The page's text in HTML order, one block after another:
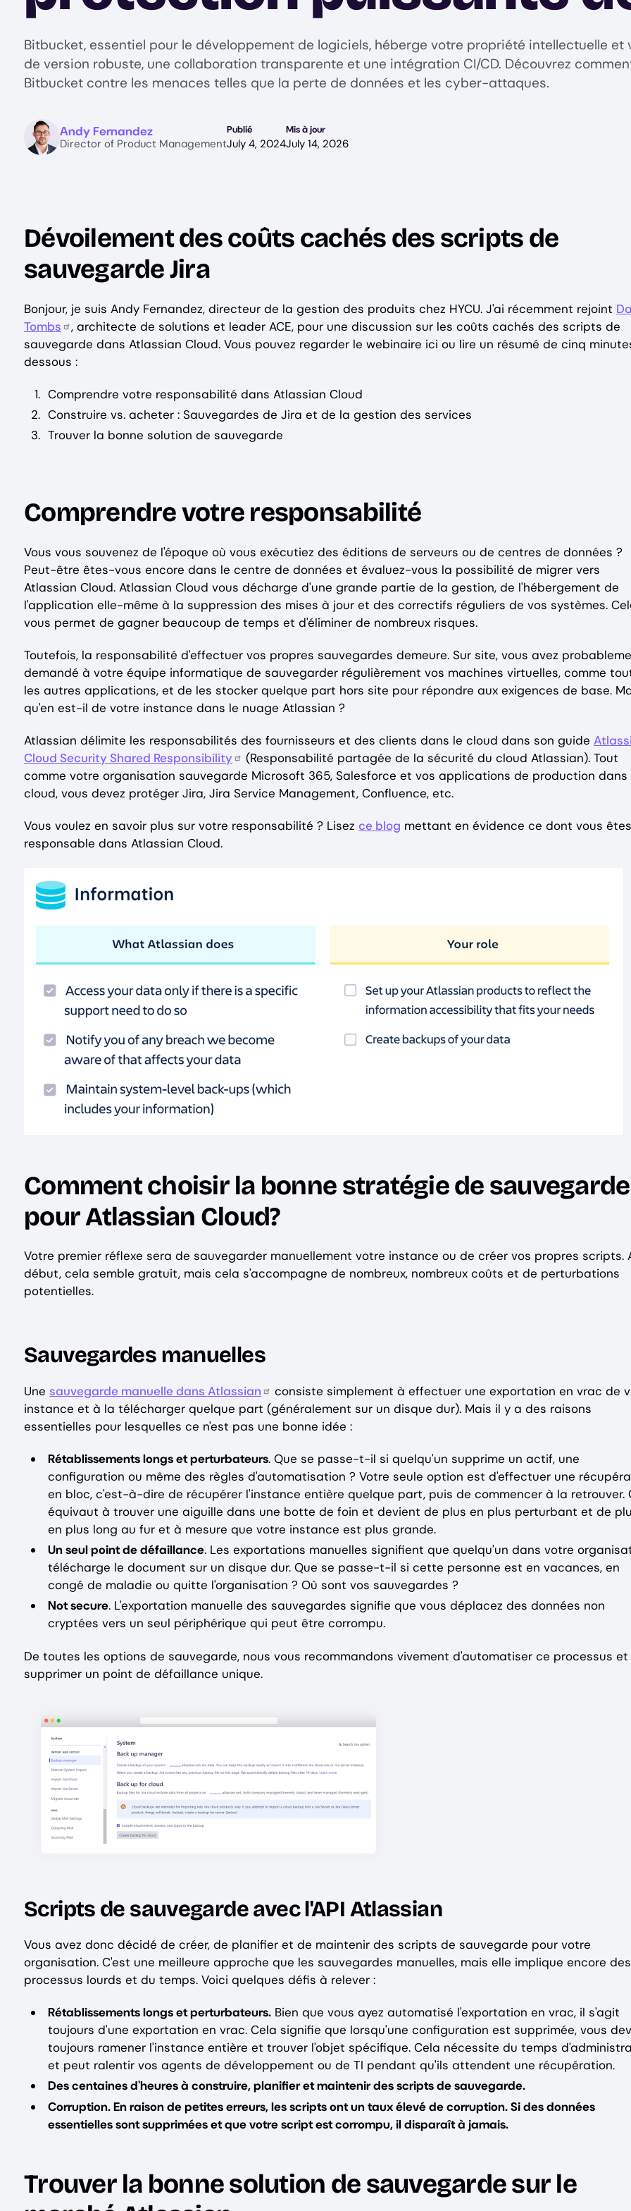
Bitbucket, essentiel pour le développement de logiciels, héberge votre propriété intellectuelle
de version robuste, une collaboration transparente et une intégration CI/CD. Découvrez
Bitbucket contre les menaces telles que la perte de données et les cyber-attaques.
Image Andy Fernandez
Director of Product Management
Publié
July 4, 2024
Mis à jour
July 14, 2026
Dévoilement des coûts cachés des scripts de
sauvegarde Jira
Bonjour, je suis Andy Fernandez, directeur de la gestion des produits chez HYCU. J'ai récemment rejoint
Tombs
, architecte de solutions et leader ACE, pour une discussion sur les coûts cachés des scripts de
sauvegarde dans Atlassian Cloud. Vous pouvez regarder le webinaire ici ou lire un résumé de cinq
dessous :
Comprendre votre responsabilité dans Atlassian Cloud
Construire vs. acheter : Sauvegardes de Jira et de la gestion des services
Trouver la bonne solution de sauvegarde
Comprendre votre responsabilité
Vous vous souvenez de l'époque où vous exécutiez des éditions de serveurs ou de centres de données ?
Peut-être êtes-vous encore dans le centre de données et évaluez-vous la possibilité de migrer vers
Atlassian Cloud. Atlassian Cloud vous décharge d'une grande partie de la gestion, de l'hébergement de
l'application elle-même à la suppression des mises à jour et des correctifs réguliers de vos systèmes.
vous permet de gagner beaucoup de temps et d'éliminer de nombreux risques.
Toutefois, la responsabilité d'effectuer vos propres sauvegardes demeure. Sur site, vous avez
demandé à votre équipe informatique de sauvegarder régulièrement vos machines virtuelles, comme
les autres applications, et de les stocker quelque part hors site pour répondre aux exigences de base.
qu'en est-il de votre instance dans le nuage Atlassian ?
Atlassian délimite les responsabilités des fournisseurs et des clients dans le cloud dans son guide
Cloud Security Shared Responsibility
(Responsabilité partagée de la sécurité du cloud Atlassian). Tout
comme votre organisation sauvegarde Microsoft 365, Salesforce et vos applications de production dans
cloud, vous devez protéger Jira, Jira Service Management, Confluence, etc.
Vous voulez en savoir plus sur votre responsabilité ? Lisez ce blog mettant en évidence ce dont vous êtes
responsable dans Atlassian Cloud.
Comment choisir la bonne stratégie de sauvegarde
pour Atlassian Cloud?
Votre premier réflexe sera de sauvegarder manuellement votre instance ou de créer vos propres scripts.
début, cela semble gratuit, mais cela s'accompagne de nombreux, nombreux coûts et de perturbations
potentielles.
Sauvegardes manuelles
Une sauvegarde manuelle dans Atlassian
consiste simplement à effectuer une exportation en vrac de
instance et à la télécharger quelque part (généralement sur un disque dur). Mais il y a des raisons
essentielles pour lesquelles ce n'est pas une bonne idée :
Rétablissements longs et perturbateurs. Que se passe-t-il si quelqu'un supprime un actif, une
configuration ou même des règles d'automatisation ? Votre seule option est d'effectuer une
en bloc, c'est-à-dire de récupérer l'instance entière quelque part, puis de commencer à la retrouver.
équivaut à trouver une aiguille dans une botte de foin et devient de plus en plus perturbant et de
en plus long au fur et à mesure que votre instance est plus grande.
Un seul point de défaillance. Les exportations manuelles signifient que quelqu'un dans votre
télécharge le document sur un disque dur. Que se passe-t-il si cette personne est en vacances, en
congé de maladie ou quitte l'organisation ? Où sont vos sauvegardes ?
Not secure. L'exportation manuelle des sauvegardes signifie que vous déplacez des données non
cryptées vers un seul périphérique qui peut être corrompu.
De toutes les options de sauvegarde, nous vous recommandons vivement d'automatiser ce processus
supprimer un point de défaillance unique.
Scripts de sauvegarde avec l'API Atlassian
Vous avez donc décidé de créer, de planifier et de maintenir des scripts de sauvegarde pour votre
organisation. C'est une meilleure approche que les sauvegardes manuelles, mais elle implique encore des
processus lourds et du temps. Voici quelques défis à relever :
Rétablissements longs et perturbateurs. Bien que vous ayez automatisé l'exportation en vrac, il s'agit
toujours d'une exportation en vrac. Cela signifie que lorsqu'une configuration est supprimée, vous
toujours ramener l'instance entière et trouver l'objet spécifique. Cela nécessite du temps
et peut ralentir vos agents de développement ou de TI pendant qu'ils attendent une récupération.
Des centaines d'heures à construire, planifier et maintenir des scripts de sauvegarde.
Corruption. En raison de petites erreurs, les scripts ont un taux élevé de corruption. Si des données
essentielles sont supprimées et que votre script est corrompu, il disparaît à jamais.
Trouver la bonne solution de sauvegarde sur le